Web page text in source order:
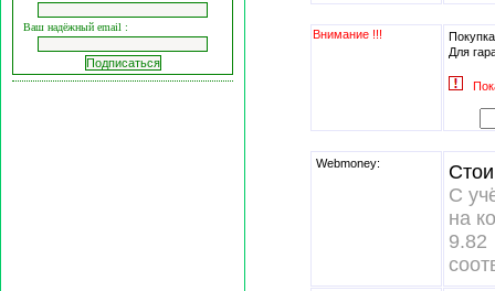
Внимание !!!
Для
Webmoney:
С
на
Ваш надёжный email :